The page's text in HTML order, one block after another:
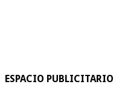
ESPACIO PUBLICITARIO